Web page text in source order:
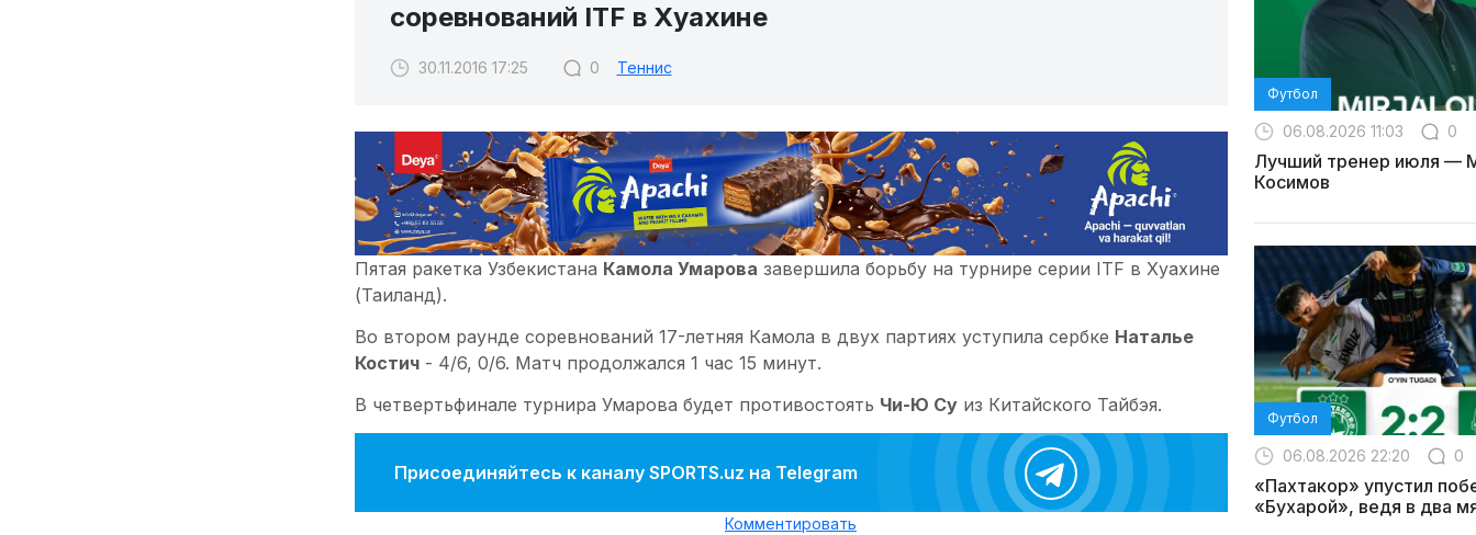
соревнований ITF в Хуахине
30.11.2016 17:25 0 Теннис
Пятая ракетка Узбекистана Камола Умарова завершила борьбу на турнире серии ITF в Хуахине
(Таиланд).
Во втором раунде соревнований 17-летняя Камола в двух партиях уступила сербке Наталье
Костич- 4/6, 0/6. Матч продолжался 1 час 15 минут.
В четвертьфинале турнира Умарова будет противостоять Чи-Ю Суиз Китайского Тайбэя.
Присоединяйтесь к каналу SPORTS.uz на Telegram
Комментировать
Футбол
06.08.2026 11:03 0
Лучший тренер июля —
Косимов
Футбол
06.08.2026 22:20 0
«Пахтакор» упустил
«Бухарой», ведя в два